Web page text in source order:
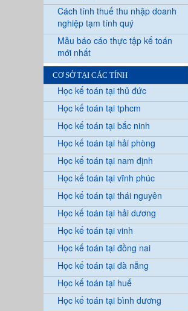
Cách tính thuế thu nhập doanh
nghiệp tạm tính quý
Mẫu báo cáo thực tập kế toán
mới nhất
CƠ SỞ TẠI CÁC TỈNH
Học kế toán tại thủ đức
Học kế toán tại tphcm
Học kế toán tại bắc ninh
Học kế toán tại hải phòng
Học kế toán tại nam định
Học kế toán tại vĩnh phúc
Học kế toán tại thái nguyên
Học kế toán tại hải dương
Học kế toán tại vinh
Học kế toán tại đồng nai
Học kế toán tại đà nẵng
Học kế toán tại huế
Học kế toán tại bình dương